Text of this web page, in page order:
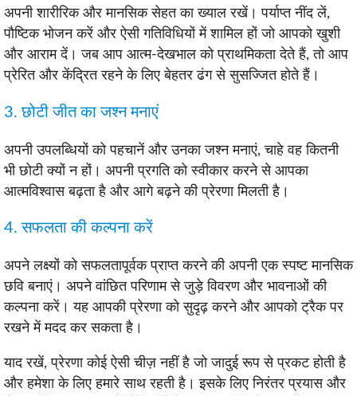
अपनी शारीरिक और मानसिक सेहत का ख्याल रखें। पर्याप्त नींद लें,
पौष्टिक भोजन करें और ऐसी गतिविधियों में शामिल हों जो आपको खुशी
और आराम दें। जब आप आत्म-देखभाल को प्राथमिकता देते हैं, तो आप
प्रेरित और केंद्रित रहने के लिए बेहतर ढंग से सुसज्जित होते हैं।
3. छोटी जीत का जश्न मनाएं
अपनी उपलब्धियों को पहचानें और उनका जश्न मनाएं, चाहे वह कितनी
भी छोटी क्यों न हों। अपनी प्रगति को स्वीकार करने से आपका
आत्मविश्वास बढ़ता है और आगे बढ़ने की प्रेरणा मिलती है।
4. सफलता की कल्पना करें
अपने लक्ष्यों को सफलतापूर्वक प्राप्त करने की अपनी एक स्पष्ट मानसिक
छवि बनाएं। अपने वांछित परिणाम से जुड़े विवरण और भावनाओं की
कल्पना करें। यह आपकी प्रेरणा को सुदृढ़ करने और आपको ट्रैक पर
रखने में मदद कर सकता है।
याद रखें, प्रेरणा कोई ऐसी चीज़ नहीं है जो जादुई रूप से प्रकट होती है
और हमेशा के लिए हमारे साथ रहती है। इसके लिए निरंतर प्रयास और